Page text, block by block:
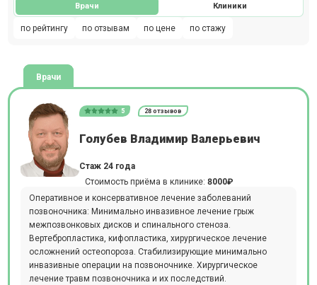
Врачи Клиники
по рейтингу по отзывам по цене по стажу
Врачи
5 28 отзывов
Голубев Владимир Валерьевич
Стаж 24 года
Стоимость приёма в клинике: 8000₽
Оперативное и консервативное лечение заболеваний
позвоночника: Минимально инвазивное лечение грыж
межпозвонковых дисков и спинального стеноза.
Вертебропластика, кифопластика, хирургическое лечение
осложнений остеопороза. Стабилизирующие минимально
инвазивные операции на позвоночнике. Хирургическое
лечение травм позвоночника и их последствий.